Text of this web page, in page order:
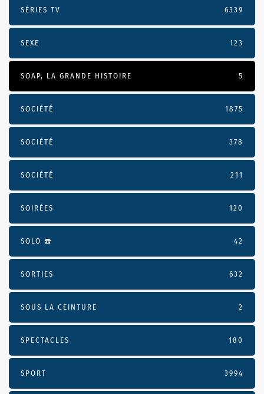
SÉRIES TV 6339
SEXE 123
SOAP, LA GRANDE HISTOIRE 5
SOCIÉTÉ 1875
SOCIÉTÉ 378
SOCIÉTÉ 211
SOIRÉES 120
SOLO ☎️ 42
SORTIES 632
SOUS LA CEINTURE 2
SPECTACLES 180
SPORT 3994